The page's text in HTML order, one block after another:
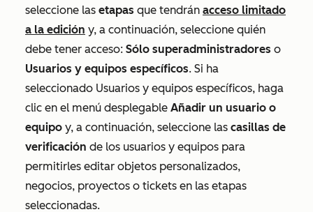
seleccione las etapas que tendrán acceso limitado
a la edición y, a continuación, seleccione quién
debe tener acceso: Sólo superadministradores o
Usuarios y equipos específicos. Si ha
seleccionado Usuarios y equipos específicos, haga
clic en el menú desplegable Añadir un usuario o
equipo y, a continuación, seleccione las casillas de
verificación de los usuarios y equipos para
permitirles editar objetos personalizados,
negocios, proyectos o tickets en las etapas
seleccionadas.